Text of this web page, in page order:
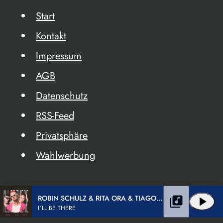
Start
Kontakt
Impressum
AGB
Datenschutz
RSS-Feed
Privatsphäre
Wahlwerbung
ROBIN SCHULZ & RITA ORA & TIAGO PZK
I´LL BE THERE play_arrow
library_music